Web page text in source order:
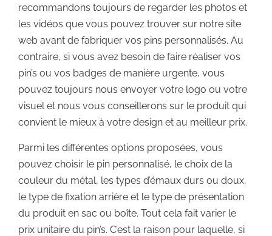
recommandons toujours de regarder les photos et
les vidéos que vous pouvez trouver sur notre site
web avant de fabriquer vos pins personnalisés. Au
contraire, si vous avez besoin de faire réaliser vos
pin’s ou vos badges de manière urgente, vous
pouvez toujours nous envoyer votre logo ou votre
visuel et nous vous conseillerons sur le produit qui
convient le mieux à votre design et au meilleur prix.
Parmi les différentes options proposées, vous
pouvez choisir le pin personnalisé, le choix de la
couleur du métal, les types d’émaux durs ou doux,
le type de fixation arrière et le type de présentation
du produit en sac ou boîte. Tout cela fait varier le
prix unitaire du pin’s. C’est la raison pour laquelle, si